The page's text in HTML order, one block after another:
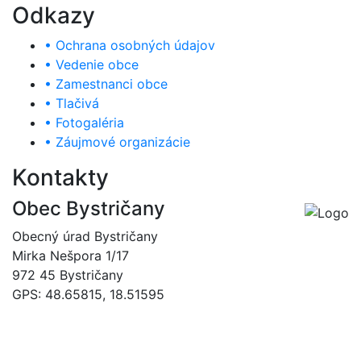
Odkazy
• Ochrana osobných údajov
• Vedenie obce
• Zamestnanci obce
• Tlačivá
• Fotogaléria
• Záujmové organizácie
Kontakty
Obec Bystričany
Obecný úrad Bystričany
Mirka Nešpora 1/17
972 45 Bystričany
GPS: 48.65815, 18.51595